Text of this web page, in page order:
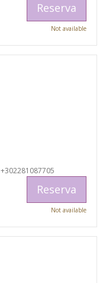
Reserva
Not available
+302281087705
Reserva
Not available